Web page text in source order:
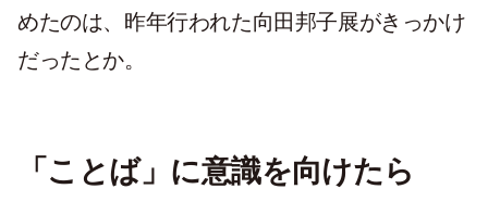
めたのは、昨年行われた向田邦子展がきっかけ
だったとか。
「ことば」に意識を向けたら